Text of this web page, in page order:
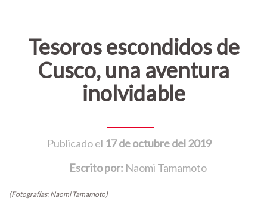
Tesoros escondidos de
Cusco, una aventura
inolvidable
Publicado el 17 de octubre del 2019
Escrito por: Naomi Tamamoto
(Fotografías: Naomi Tamamoto)